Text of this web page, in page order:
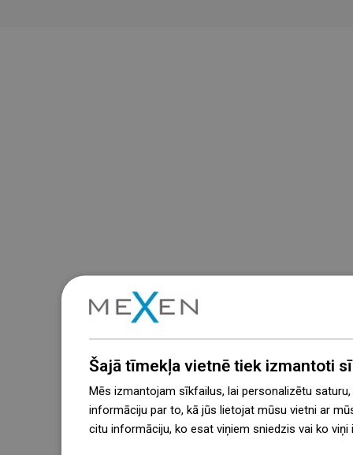
Šajā tīmekļa vietnē tiek izmantoti
Mēs izmantojam sīkfailus, lai personalizētu
informāciju par to, kā jūs lietojat mūsu vietni ar
citu informāciju, ko esat viņiem sniedzis vai ko